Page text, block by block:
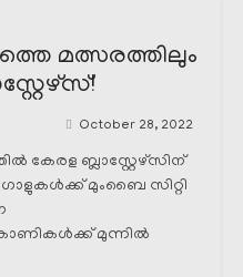
മത്സരത്തിലും
October 28, 2022
കേരള ബ്ലാസ്റ്റേഴ്സിന്
മുംബൈ സിറ്റി
മുന്നിൽ